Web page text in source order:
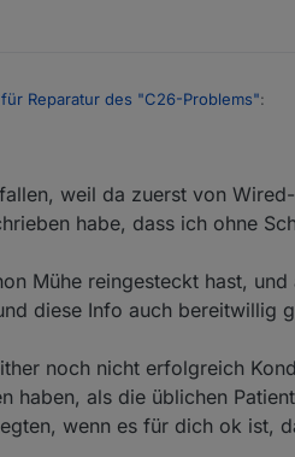
Reparatur des "C26-Problems":
(FlushMount) Aktoren.
weil da zuerst von
habe, dass ich ohne
Mühe reingesteckt hast,
diese Info auch bereitwillig
noch nicht erfolgreich
haben, als die üblichen
wenn es für dich ok ist,